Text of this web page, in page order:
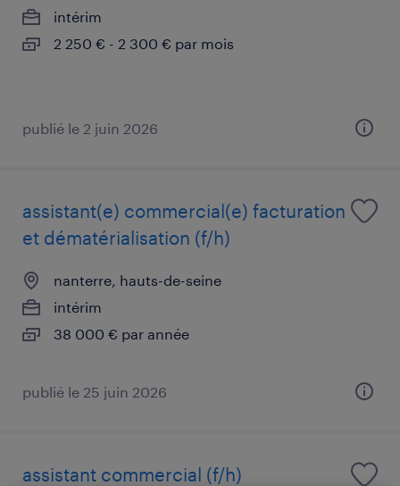
intérim
2 250 € - 2 300 € par mois
publié le 2 juin 2026
assistant(e) commercial(e) facturation
et dématérialisation (f/h)
nanterre, hauts-de-seine
intérim
38 000 € par année
publié le 25 juin 2026
assistant commercial (f/h)